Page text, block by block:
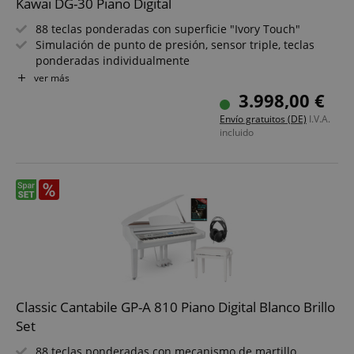
88 teclas ponderadas con superficie "Ivory Touch"
Simulación de punto de presión, sensor triple, teclas
ponderadas individualmente
Función Lesson para principiantes
Pantalla: OLED 128 x 64 píxeles, interfaz Bluetooth
Line In/Out, 2 x auriculares, Midi In/Out, USB to Host/to
ver más
3.998,00 €
Envío gratuitos (DE) I.V.A.
incluido
Classic Cantabile GP-A 810 Piano Digital Blanco Brillo
Set